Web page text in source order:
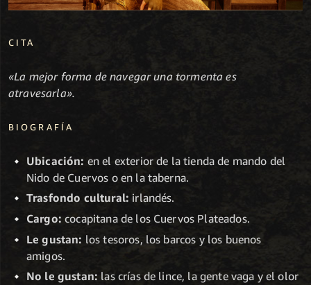
CITA
«La mejor forma de navegar una tormenta es
atravesarla».
BIOGRAFÍA
Ubicación: en el exterior de la tienda de mando del
Nido de Cuervos o en la taberna.
Trasfondo cultural: irlandés.
Cargo: cocapitana de los Cuervos Plateados.
Le gustan: los tesoros, los barcos y los buenos
amigos.
No le gustan: las crías de lince, la gente vaga y el olor